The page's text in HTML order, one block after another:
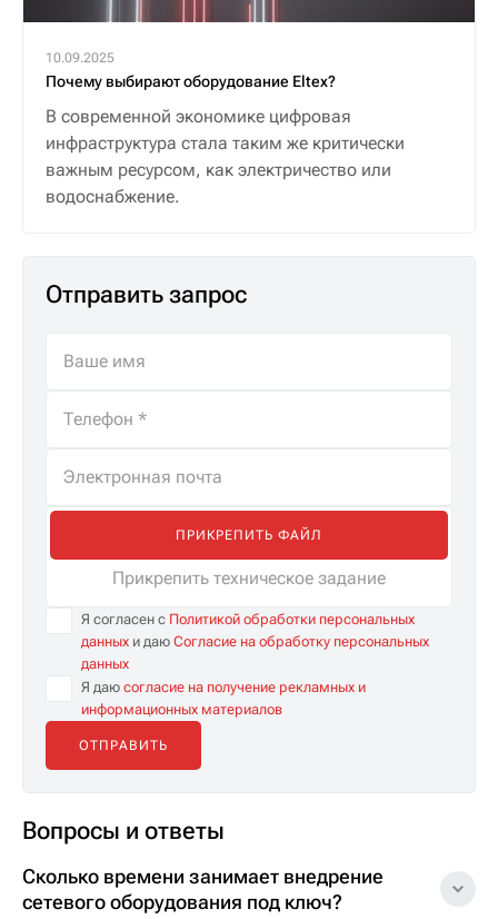
10.09.2025
Почему выбирают оборудование Eltex?
В современной экономике цифровая
инфраструктура стала таким же критически
важным ресурсом, как электричество или
водоснабжение.
Отправить запрос
ПРИКРЕПИТЬ ФАЙЛ
Прикрепить техническое задание
Я согласен с Политикой обработки персональных
данных и даю Согласие на обработку персональных
данных
Я даю согласие на получение рекламных и
информационных материалов
Вопросы и ответы
Сколько времени занимает внедрение
сетевого оборудования под ключ?